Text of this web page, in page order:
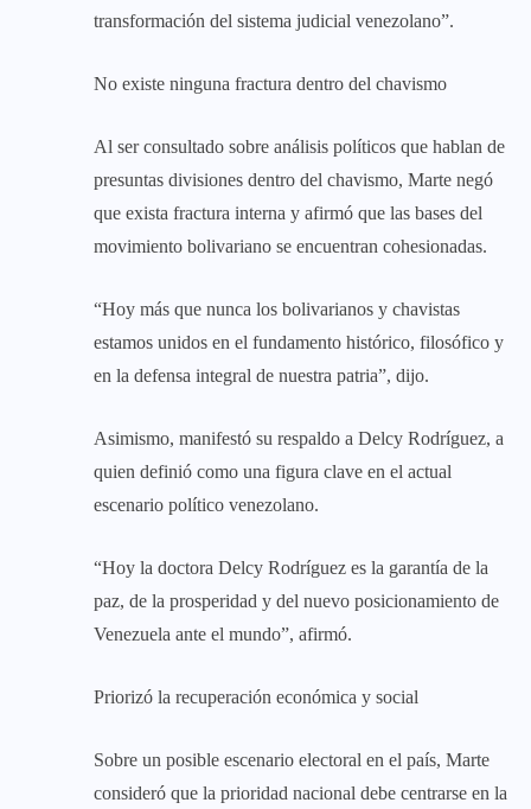
transformación del sistema judicial venezolano”.
‎No existe ninguna fractura dentro del chavismo
Al ser consultado sobre análisis políticos que hablan de
presuntas divisiones dentro del chavismo, Marte negó
que exista fractura interna y afirmó que las bases del
movimiento bolivariano se encuentran cohesionadas.
‎“Hoy más que nunca los bolivarianos y chavistas
estamos unidos en el fundamento histórico, filosófico y
en la defensa integral de nuestra patria”, dijo.
‎Asimismo, manifestó su respaldo a Delcy Rodríguez, a
quien definió como una figura clave en el actual
escenario político venezolano.
‎“Hoy la doctora Delcy Rodríguez es la garantía de la
paz, de la prosperidad y del nuevo posicionamiento de
Venezuela ante el mundo”, afirmó.
‎Priorizó la recuperación económica y social
Sobre un posible escenario electoral en el país, Marte
consideró que la prioridad nacional debe centrarse en la